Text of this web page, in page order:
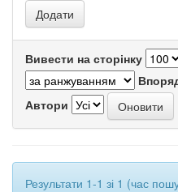
Вивести на сторінку
Автори
Результати 1-1 зі 1 (час